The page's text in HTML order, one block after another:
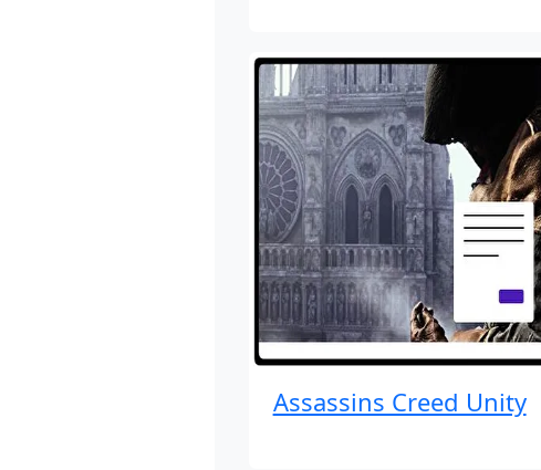
Assassins Creed Unity